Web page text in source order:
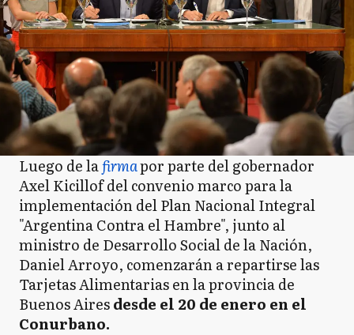
Luego de lafirmapor parte del gobernador
Axel Kicillof del convenio marco para la
implementación del Plan Nacional Integral
"Argentina Contra el Hambre", junto al
ministro de Desarrollo Social de la Nación,
Daniel Arroyo, comenzarán a repartirse las
Tarjetas Alimentarias en la provincia de
Buenos Airesdesde el 20 de enero en el
Conurbano.